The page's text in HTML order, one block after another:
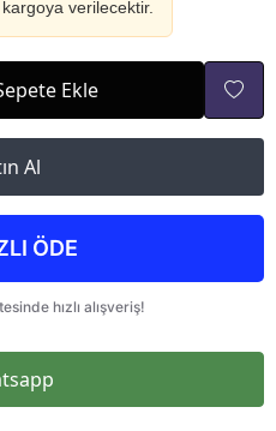
verilecektir.
Ekle
Al